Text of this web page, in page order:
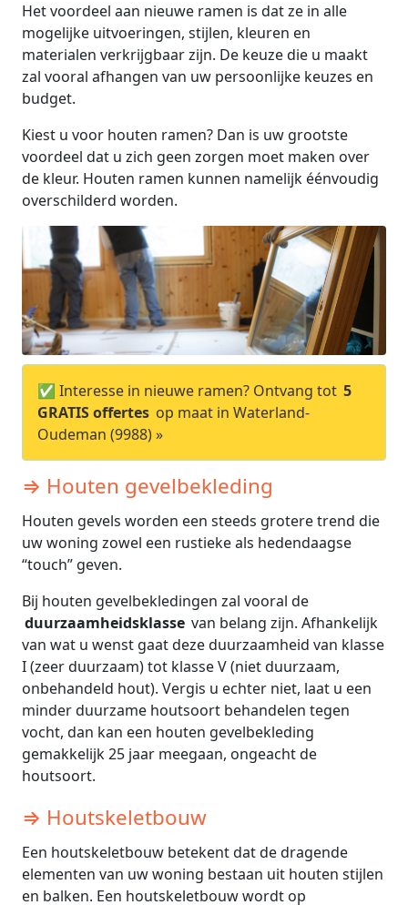
Het voordeel aan nieuwe ramen is dat ze in alle
mogelijke uitvoeringen, stijlen, kleuren en
materialen verkrijgbaar zijn. De keuze die u maakt
zal vooral afhangen van uw persoonlijke keuzes en
budget.
Kiest u voor houten ramen? Dan is uw grootste
voordeel dat u zich geen zorgen moet maken over
de kleur. Houten ramen kunnen namelijk éénvoudig
overschilderd worden.
✅ Interesse in nieuwe ramen? Ontvang tot 5
GRATIS offertes op maat in Waterland-
Oudeman (9988) »
⇒ Houten gevelbekleding
Houten gevels worden een steeds grotere trend die
uw woning zowel een rustieke als hedendaagse
“touch” geven.
Bij houten gevelbekledingen zal vooral de
duurzaamheidsklasse van belang zijn. Afhankelijk
van wat u wenst gaat deze duurzaamheid van klasse
I (zeer duurzaam) tot klasse V (niet duurzaam,
onbehandeld hout). Vergis u echter niet, laat u een
minder duurzame houtsoort behandelen tegen
vocht, dan kan een houten gevelbekleding
gemakkelijk 25 jaar meegaan, ongeacht de
houtsoort.
⇒ Houtskeletbouw
Een houtskeletbouw betekent dat de dragende
elementen van uw woning bestaan uit houten stijlen
en balken. Een houtskeletbouw wordt op